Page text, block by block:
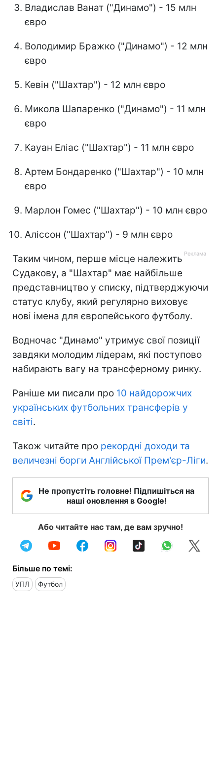
Владислав Ванат ("Динамо") - 15 млн
євро
Володимир Бражко ("Динамо") - 12 млн
євро
Кевін ("Шахтар") - 12 млн євро
Микола Шапаренко ("Динамо") - 11 млн
євро
Кауан Еліас ("Шахтар") - 11 млн євро
Артем Бондаренко ("Шахтар") - 10 млн
євро
Марлон Гомес ("Шахтар") - 10 млн євро
Аліссон ("Шахтар") - 9 млн євро
Таким чином, перше місце належить
Судакову, а "Шахтар" має найбільше
представництво у списку, підтверджуючи
статус клубу, який регулярно виховує
нові імена для європейського футболу.
Водночас "Динамо" утримує свої позиції
завдяки молодим лідерам, які поступово
набирають вагу на трансферному ринку.
Раніше ми писали про 10 найдорожчих
українських футбольних трансферів у
світі.
Також читайте про рекордні доходи та
величезні борги Англійської Прем'єр-Ліги.
Не пропустіть головне! Підпишіться на
наші оновлення в Google!
Або читайте нас там, де вам зручно!
Більше по темі:
УПЛ Футбол